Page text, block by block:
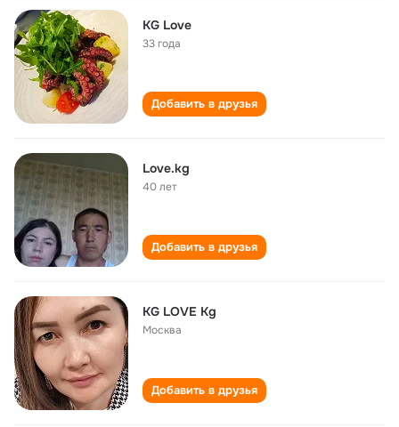
KG Love
33 года
Добавить в друзья
Love.kg
40 лет
Добавить в друзья
KG LOVE Kg
Москва
Добавить в друзья